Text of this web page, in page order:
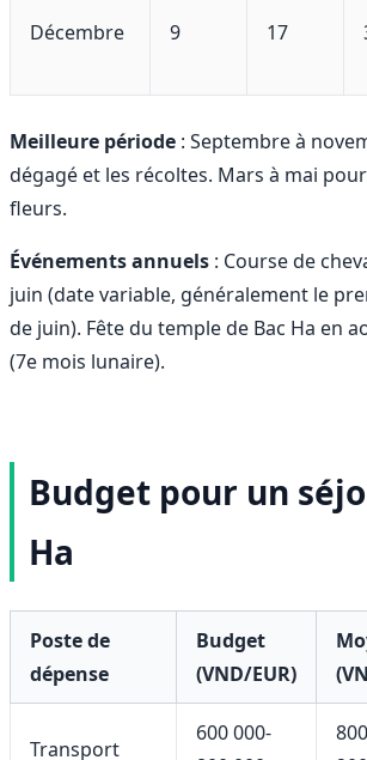
Décembre 9 17
Meilleure période : Septembre à
dégagé et les récoltes. Mars à mai
fleurs.
Événements annuels : Course de
juin (date variable, généralement le
de juin). Fête du temple de Bac Ha en
(7e mois lunaire).
Budget pour un
Ha
Poste de
dépense
Budget
(VND/EUR)
Transport
600 000-